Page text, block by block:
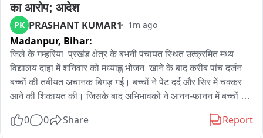
का आरोप; आदेश
PK PRASHANT KUMAR1 1m ago
Madanpur, Bihar:
जिले के गम्हरिया  प्रखंड क्षेत्र के बभनी पंचायत स्थित उत्क्रमित मध्य
विद्यालय दाहा में शनिवार को मध्याह्न भोजन  खाने के बाद करीब पांच दर्जन
बच्चों की तबीयत अचानक बिगड़ गई। बच्चों ने पेट दर्द और सिर में चक्कर
आने की शिकायत की। जिसके बाद अभिभावकों ने आनन-फानन में बच्चों को
स्थिति सामान्य बताई जा रही है।छात्र-छात्राओं श्रीवास्तव कुमार, रूपक
0 0 Share Report